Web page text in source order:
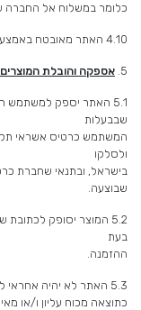
כלומר במשלוח אל החברה
4.10 האתר מאובטח באמצעות פרוטוקול SSL .
5. אספקה והובלת המוצרים
5.1 האתר יספק למשתמש
שבבעלות
המשתמש כרטיס אשראי תקף
ולסלקו
בישראל, ובתנאי שחברת
שבוצעה.
5.2 המוצר יסופק
בעת
ההזמנה.
5.3 האתר לא יהיה אחראי לכל איחור או עיכוב באספקה ו/או לאי-אספקה שנגרם
כתוצאה מכוח עליון ו/או